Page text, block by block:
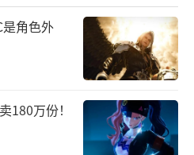
角色外
180万份！